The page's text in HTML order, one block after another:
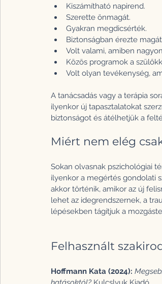
Kiszámítható napirend.
Szerette önmagát.
Gyakran megdicsérték.
Biztonságban érezte
Volt valami, amiben
Közös programok a
Volt olyan tevékenység,
A tanácsadás vagy a terápia
ilyenkor új tapasztalatokat
biztonságot és átélhetjük a
Miért nem elég
Sokan olvasnak pszichológiai
ilyenkor a megértés gondolati
akkor történik, amikor az új
lehet az idegrendszernek, a
lépésekben tágítjuk a
Felhasznált
Hoffmann Kata (2024):